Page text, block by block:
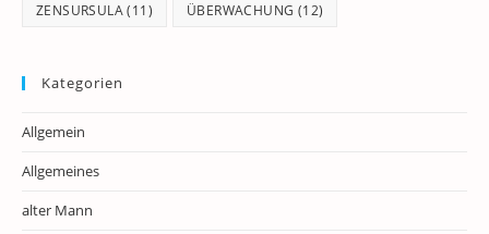
ZENSURSULA(11) ÜBERWACHUNG (12)
Kategorien
Allgemein
Allgemeines
alter Mann